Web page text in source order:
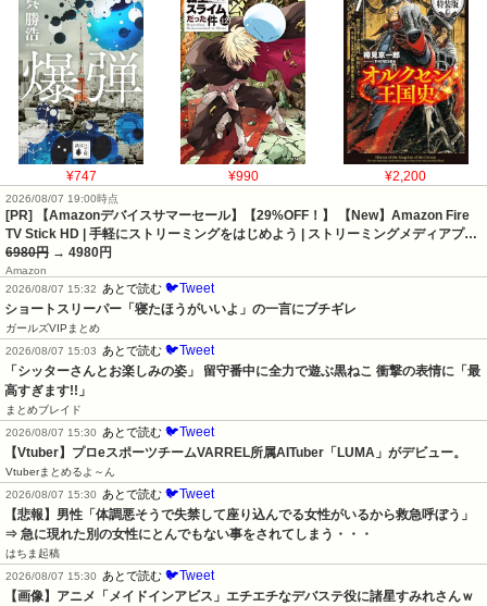
¥747 ¥990 ¥2,200
2026/08/07 19:00時点
[PR] 【Amazonデバイスサマーセール】【29%OFF！】 【New】Amazon Fire
TV Stick HD | 手軽にストリーミングをはじめよう | ストリーミングメディアプ…
6980円 → 4980円
Amazon
2026/08/07 15:32
あとで読む 🐦Tweet
ショートスリーパー「寝たほうがいいよ」の一言にブチギレ
ガールズVIPまとめ
2026/08/07 15:03
あとで読む 🐦Tweet
「シッターさんとお楽しみの姿」 留守番中に全力で遊ぶ黒ねこ 衝撃の表情に「最
高すぎます!!」
まとめブレイド
2026/08/07 15:30
あとで読む 🐦Tweet
【Vtuber】プロeスポーツチームVARREL所属AITuber「LUMA」がデビュー。
Vtuberまとめるよ～ん
2026/08/07 15:30
あとで読む 🐦Tweet
【悲報】男性「体調悪そうで失禁して座り込んでる女性がいるから救急呼ぼう」
⇒ 急に現れた別の女性にとんでもない事をされてしまう・・・
はちま起稿
2026/08/07 15:30
あとで読む 🐦Tweet
【画像】アニメ「メイドインアビス」エチエチなデバステ役に諸星すみれさんｗ